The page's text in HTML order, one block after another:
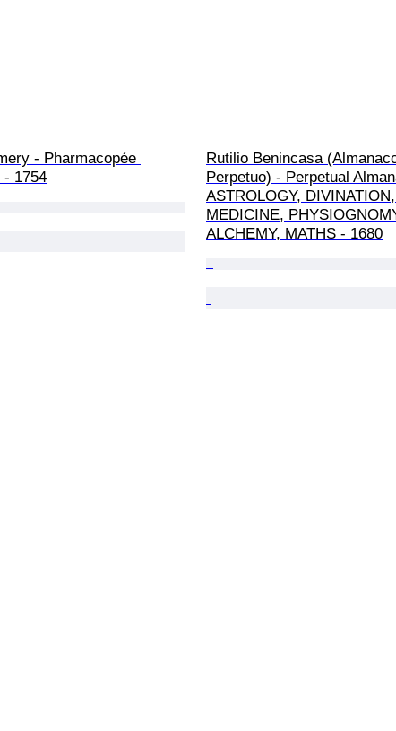
- Pharmacopée
- 1754
Rutilio Benincasa
Perpetuo) - Perpetual
ASTROLOGY, DIVINATION,
MEDICINE,
ALCHEMY, MATHS - 1680